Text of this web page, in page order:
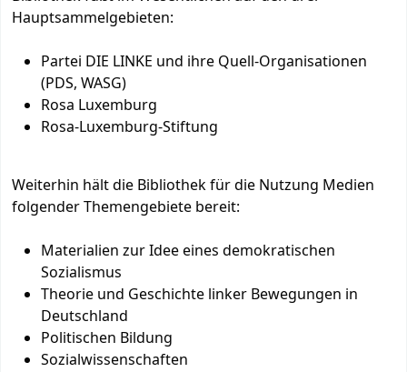
Hauptsammelgebieten:
Partei DIE LINKE und ihre Quell-Organisationen
(PDS, WASG)
Rosa Luxemburg
Rosa-Luxemburg-Stiftung
Weiterhin hält die Bibliothek für die Nutzung Medien
folgender Themengebiete bereit:
Materialien zur Idee eines demokratischen
Sozialismus
Theorie und Geschichte linker Bewegungen in
Deutschland
Politischen Bildung
Sozialwissenschaften